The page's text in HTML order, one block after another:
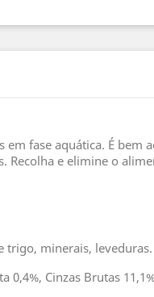
fase aquática. É
e elimine o
trigo, minerais, leveduras.
0,4%, Cinzas Brutas